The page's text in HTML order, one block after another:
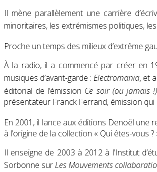
Il mène parallèlement une carrière
minoritaires, les extrémismes politiques,
Proche un temps des milieux d’extrême
À la radio, il a commencé par créer en
musiques d’avant-garde :Electromania, et
éditorial de l’émission Ce soir (ou jamais !)
présentateur Franck Ferrand, émission
En 2001, il lance aux éditions Denoël une
à l’origine de la collection « Qui êtes-vous
Il enseigne de 2003 à 2012 à l’Institut
Sorbonne surLes Mouvements